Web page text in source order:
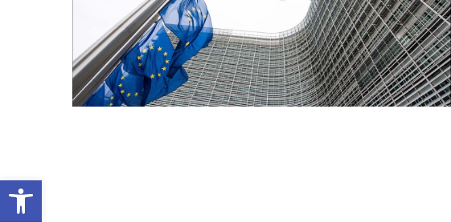
Apri la barra degli strumenti